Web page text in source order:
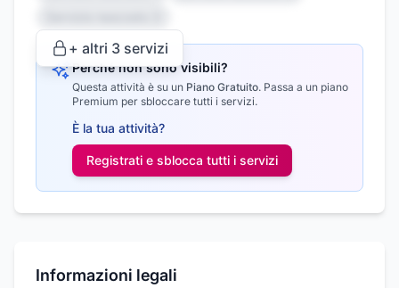
+ altri 3 servizi
Perché non sono visibili?
Questa attività è su un Piano Gratuito. Passa a un piano
Premium per sbloccare tutti i servizi.
È la tua attività?
Registrati e sblocca tutti i servizi
Informazioni legali